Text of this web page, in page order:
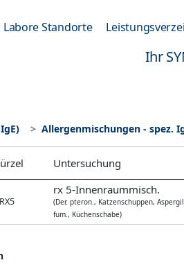
Labore Standorte
Ihr
Allergenmischungen - spez.
Untersuchung
rx 5-Innenraummisch.
(Der. pteron., Katzenschuppen,
fum., Küchenschabe)